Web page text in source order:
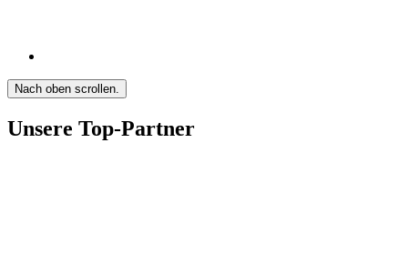
Nach oben scrollen.
Unsere Top-Partner